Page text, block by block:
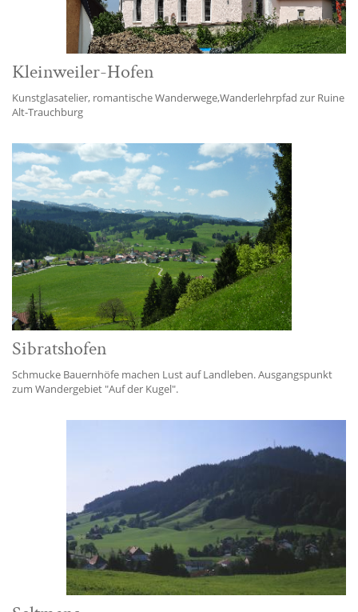
Kleinweiler-Hofen
Kunstglasatelier, romantische Wanderwege,Wanderlehrpfad zur Ruine
Alt-Trauchburg
Sibratshofen
Schmucke Bauernhöfe machen Lust auf Landleben. Ausgangspunkt
zum Wandergebiet "Auf der Kugel".